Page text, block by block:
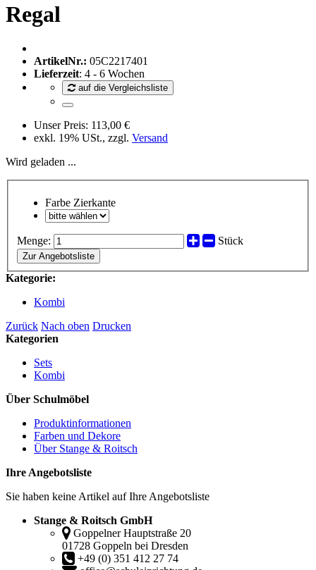
Regal
ArtikelNr.: 05C2217401
Lieferzeit: 4 - 6 Wochen
auf die Vergleichsliste
Unser Preis: 113,00 €
exkl. 19% USt., zzgl. Versand
Wird geladen ...
Farbe Zierkante
Menge: Stück
Zur Angebotsliste
Kategorie:
Kombi
Zurück Nach oben Drucken
Kategorien
Sets
Kombi
Über Schulmöbel
Produktinformationen
Farben und Dekore
Über Stange & Roitsch
Ihre Angebotsliste
Sie haben keine Artikel auf Ihre Angebotsliste
Stange & Roitsch GmbH
Goppelner Hauptstraße 20
01728 Goppeln bei Dresden
+49 (0) 351 412 27 74